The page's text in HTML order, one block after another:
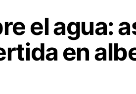
el agua:
en